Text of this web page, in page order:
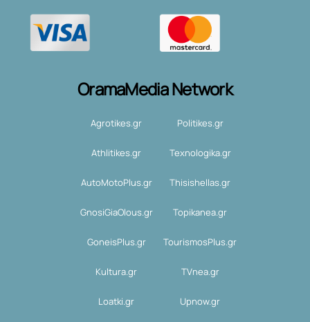
OramaMedia Network
Agrotikes.gr Politikes.gr
Athlitikes.gr Texnologika.gr
AutoMotoPlus.gr Thisishellas.gr
GnosiGiaOlous.gr Topikanea.gr
GoneisPlus.gr TourismosPlus.gr
Kultura.gr TVnea.gr
Loatki.gr Upnow.gr